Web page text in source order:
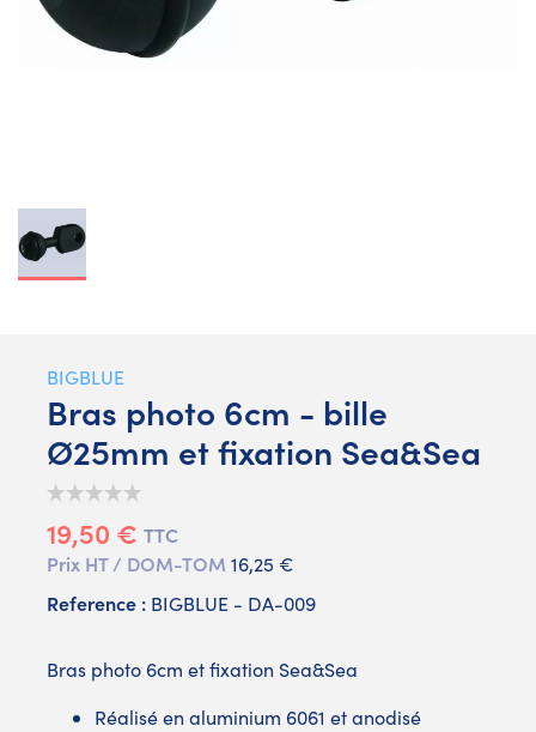
BIGBLUE
Bras photo 6cm - bille
Ø25mm et fixation Sea&Sea
19,50 € TTC
Prix HT / DOM-TOM 16,25 €
Reference : BIGBLUE - DA-009
Bras photo 6cm et fixation Sea&Sea
Réalisé en aluminium 6061 et anodisé